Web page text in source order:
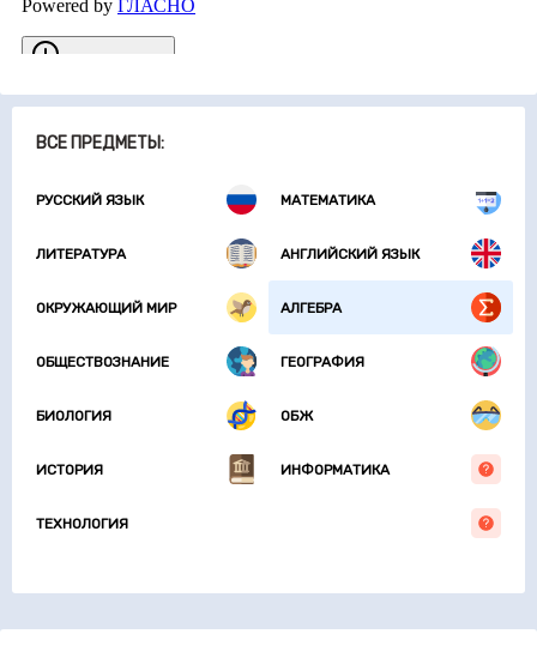
ВСЕ ПРЕДМЕТЫ:
РУССКИЙ ЯЗЫК МАТЕМАТИКА
ЛИТЕРАТУРА АНГЛИЙСКИЙ ЯЗЫК
ОКРУЖАЮЩИЙ МИР АЛГЕБРА
ОБЩЕСТВОЗНАНИЕ ГЕОГРАФИЯ
БИОЛОГИЯ ОБЖ
ИСТОРИЯ ИНФОРМАТИКА
ТЕХНОЛОГИЯ